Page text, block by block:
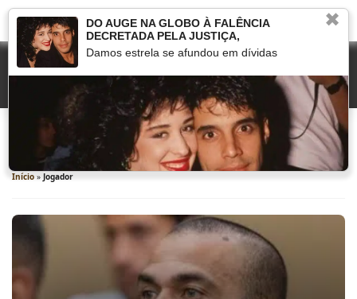
Jogador
Início » Jogador
✖
DO AUGE NA GLOBO À FALÊNCIA
DECRETADA PELA JUSTIÇA,
Damos estrela se afundou em dívidas